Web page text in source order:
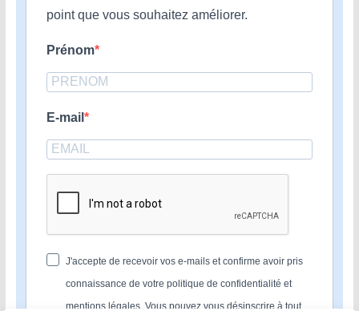
point que vous souhaitez améliorer.
Prénom
E-mail
J'accepte de recevoir vos e-mails et confirme avoir pris
connaissance de votre politique de confidentialité et
mentions légales. Vous pouvez vous désinscrire à tout